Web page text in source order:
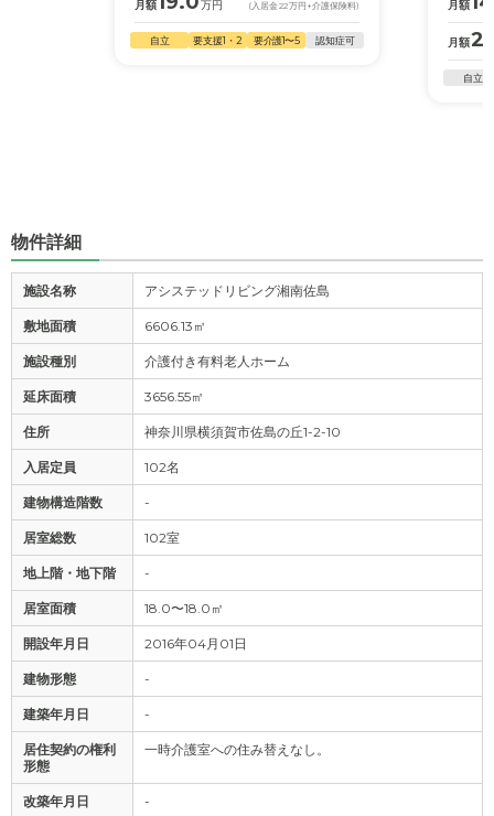
月額 万円 (入居金22万円 +介護保険料)
自立 要支援1・2 要介護1〜5 認知症可
月額
月額
自立
物件詳細
施設名称 アシステッドリビング湘南佐島
敷地面積 6606.13㎡
施設種別 介護付き有料老人ホーム
延床面積 3656.55㎡
住所 神奈川県横須賀市佐島の丘1-2-10
入居定員 102名
建物構造階数 -
居室総数 102室
地上階・地下階 -
居室面積 18.0〜18.0㎡
開設年月日 2016年04月01日
建物形態 -
建築年月日 -
居住契約の権利
形態
一時介護室への住み替えなし。
改築年月日 -